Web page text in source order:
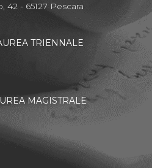
42 - 65127 Pescara
TRIENNALE
MAGISTRALE